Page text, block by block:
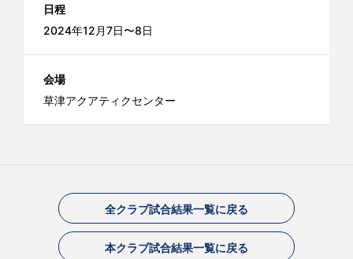
日程
2024年12月7日〜8日
会場
草津アクアティクセンター
全クラブ試合結果一覧に戻る
本クラブ試合結果一覧に戻る